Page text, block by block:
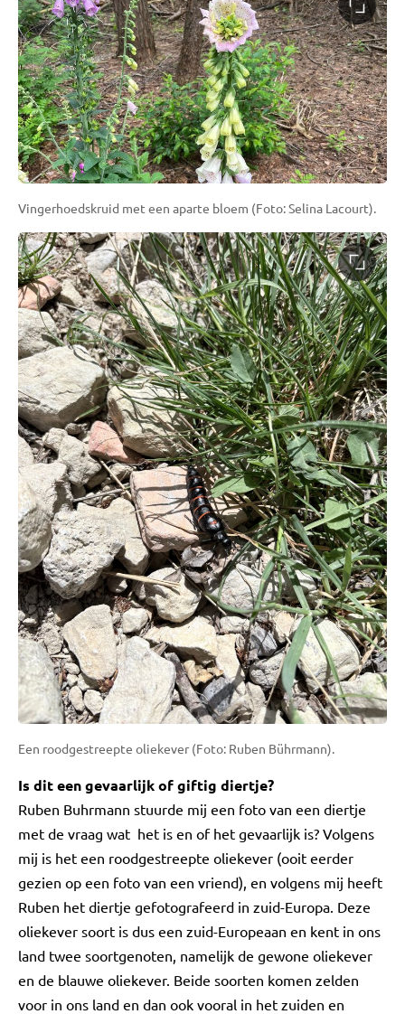
Vingerhoedskruid met een aparte bloem (Foto: Selina Lacourt).
Een roodgestreepte oliekever (Foto: Ruben Bührmann).
Is dit een gevaarlijk of giftig diertje?
Ruben Buhrmann stuurde mij een foto van een diertje
met de vraag wat het is en of het gevaarlijk is? Volgens
mij is het een roodgestreepte oliekever (ooit eerder
gezien op een foto van een vriend), en volgens mij heeft
Ruben het diertje gefotografeerd in zuid-Europa. Deze
oliekever soort is dus een zuid-Europeaan en kent in ons
land twee soortgenoten, namelijk de gewone oliekever
en de blauwe oliekever. Beide soorten komen zelden
voor in ons land en dan ook vooral in het zuiden en